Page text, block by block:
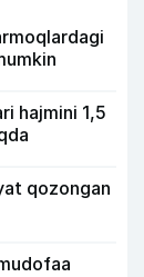
hajmini 1,5
qozongan